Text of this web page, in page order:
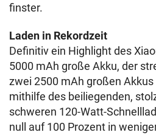
finster.
Laden in Rekordzeit
Definitiv ein Highlight des
5000 mAh große Akku, der
zwei 2500 mAh großen
mithilfe des beiliegenden,
schweren 120-Watt-
null auf 100 Prozent in